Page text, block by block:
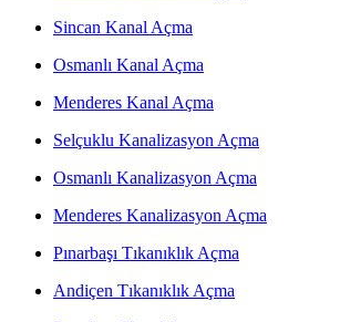
Sincan Kanal Açma
Osmanlı Kanal Açma
Menderes Kanal Açma
Selçuklu Kanalizasyon Açma
Osmanlı Kanalizasyon Açma
Menderes Kanalizasyon Açma
Pınarbaşı Tıkanıklık Açma
Andiçen Tıkanıklık Açma